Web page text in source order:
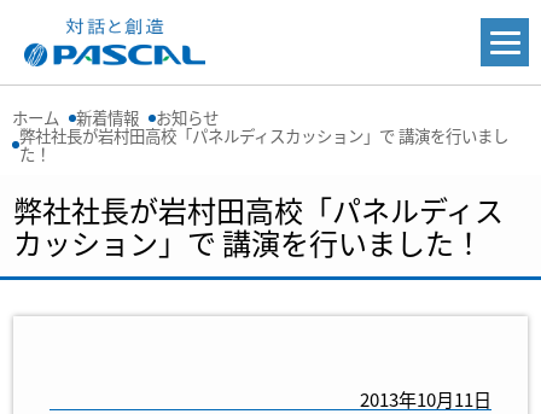
ホーム 新着情報 お知らせ
弊社社長が岩村田高校「パネルディスカッション」で 講演を行いまし
た！
弊社社長が岩村田高校「パネルディス
カッション」で 講演を行いました！
2013年10月11日